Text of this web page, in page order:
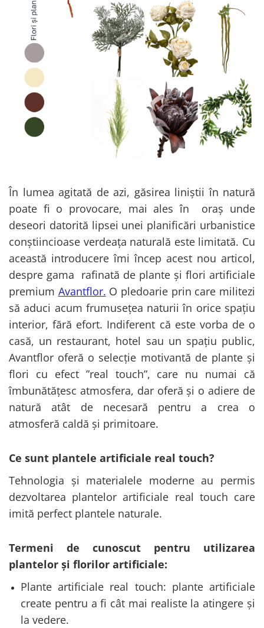
Vaze din sticla
Vase din ceramica
Mobilier urban
Scaune
Scabiosa
Tropicale
Buchete artificiale
Bujor
Crizantema
Floarea soarelui
Hortensia
Trandafir
Mix de flori
Eucalipt
Flori de camp
Bumbac
Cala
Iasomie
Margarete
Narcise
Wisteria
Capete flori
Cap minirosa
Cap orhidee phalaenopsis
Crengi decorative
Ghirlande
Copaci si Plante
Verdeata decorativa
Kit-uri Baloane
Rafii, clipsuri,pompe
Accesorii petrecere
Cake toppers
Decoratiuni baloane
Ochelari party
Bannere
Lumanari aniversare
Ghirlande
Rozete
Paturica Decor
Cake topper
Tun Confetti
Petrecere Tematica
Petrecere fetite
Petrecere Baieti
Petrecere Adulti
În lumea agitată de azi, găsirea liniștii în natură
poate fi o provocare, mai ales în oraș unde
deseori datorită lipsei unei planificări urbanistice
conștiincioase verdeața naturală este limitată. Cu
această introducere îmi încep acest nou articol,
despre gama rafinată de plante și flori artificiale
premium Avantflor. O pledoarie prin care militezi
să aduci acum frumusețea naturii în orice spațiu
interior, fără efort. Indiferent că este vorba de o
casă, un restaurant, hotel sau un spațiu public,
Avantflor oferă o selecție motivantă de plante și
flori cu efect ”real touch”, care nu numai că
îmbunătățesc atmosfera, dar oferă și o adiere de
natură atât de necesară pentru a crea o
atmosferă caldă și primitoare.
Ce sunt plantele artificiale real touch?
Tehnologia și materialele moderne au permis
dezvoltarea plantelor artificiale real touch care
imită perfect plantele naturale.
Termeni de cunoscut pentru utilizarea
plantelor și florilor artificiale:
Plante artificiale real touch: plante artificiale
create pentru a fi cât mai realiste la atingere și
la vedere.